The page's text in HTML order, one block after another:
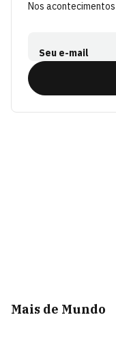
Nos
Seu e-mail
Mais de Mundo